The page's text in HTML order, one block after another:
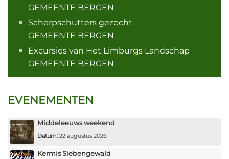
GEMEENTE BERGEN
Scherpschutters gezocht
GEMEENTE BERGEN
Excursies van Het Limburgs Landschap
GEMEENTE BERGEN
EVENEMENTEN
Middeleeuws weekend
Datum: 22 augustus 2026
Kermis Siebengewald